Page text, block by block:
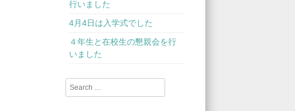
行いました
4月4日は入学式でした
４年生と在校生の懇親会を行
いました
Search